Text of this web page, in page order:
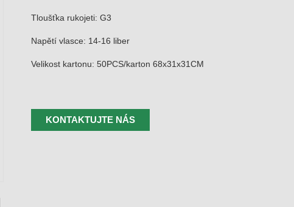
Tloušťka rukojeti: G3
Napětí vlasce: 14-16 liber
Velikost kartonu: 50PCS/karton 68x31x31CM
KONTAKTUJTE NÁS